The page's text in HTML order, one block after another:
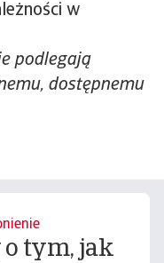
w
podlegają
dostępnemu
tym, jak